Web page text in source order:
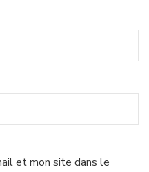
et mon site dans le